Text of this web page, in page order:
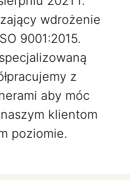
wdrożenie
9001:2015.
z
aby móc
klientom
poziomie.